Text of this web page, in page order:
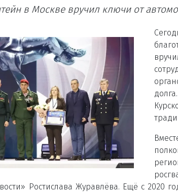
в Москве вручил ключи от
Ростислава Журавлёва. Ещё с 2020